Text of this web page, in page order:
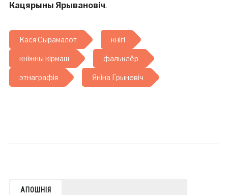
Кацярыны Ярывановіч.
Кася Сырамалот кнігі
кніжны кірмаш фальклёр
этнаграфія Яніна Грыневіч
АПОШНІЯ